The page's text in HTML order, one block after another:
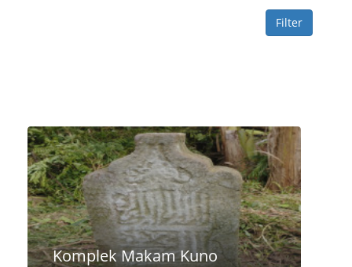
Filter
Komplek Makam Kuno